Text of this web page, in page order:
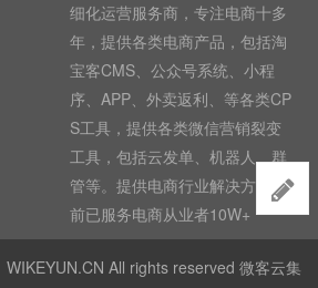
细化运营服务商，专注电商十多
年，提供各类电商产品，包括淘
宝客CMS、公众号系统、小程
序、APP、外卖返利、等各类CP
S工具，提供各类微信营销裂变
工具，包括云发单、机器人、群
管等。提供电商行业解决方法,目
前已服务电商从业者10W+
All rights reserved 微客云集